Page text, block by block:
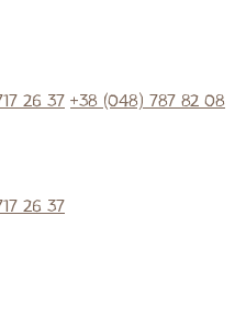
26 37 +38 (048) 787 82 08
26 37